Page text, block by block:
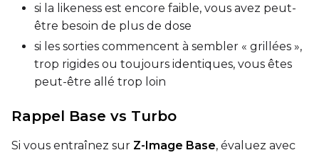
Seed
si la likeness est encore faible, vous avez peut-
être besoin de plus de dose
si les sorties commencent à sembler « grillées »,
trop rigides ou toujours identiques, vous êtes
peut-être allé trop loin
Rappel Base vs Turbo
Si vous entraînez sur Z-Image Base, évaluez avec